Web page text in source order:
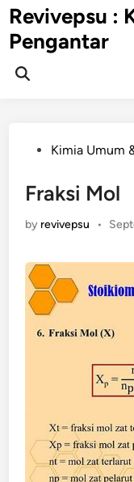
Skip
to
content
Revivepsu :
Pengantar
Open
PostedKimia Umum
Fraksi Mol
by revivepsu •